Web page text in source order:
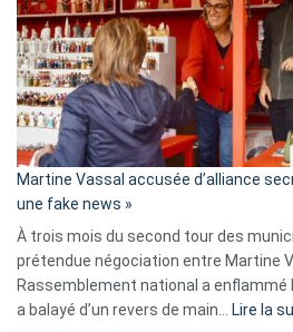
Martine Vassal accusée d’alliance
une fake news »
À trois mois du second tour des
prétendue négociation entre Martine
Rassemblement national a enflammé
a balayé d’un revers de main… Lire la